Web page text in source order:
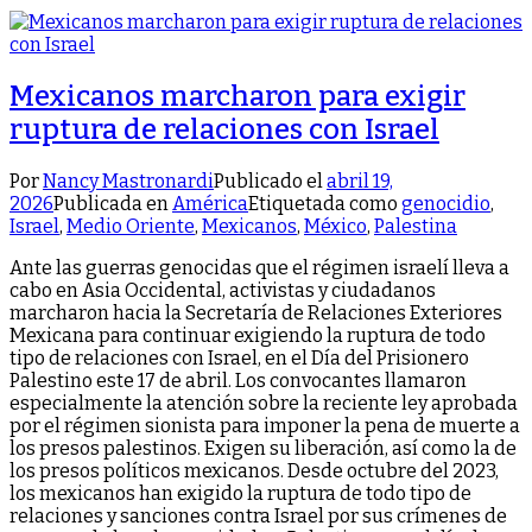
Mexicanos marcharon para exigir
ruptura de relaciones con Israel
PorNancy MastronardiPublicado elabril 19,
2026Publicada enAméricaEtiquetada como genocidio,
Israel, Medio Oriente, Mexicanos, México, Palestina
Ante las guerras genocidas que el régimen israelí lleva a
cabo en Asia Occidental, activistas y ciudadanos
marcharon hacia la Secretaría de Relaciones Exteriores
Mexicana para continuar exigiendo la ruptura de todo
tipo de relaciones con Israel, en el Día del Prisionero
Palestino este 17 de abril. Los convocantes llamaron
especialmente la atención sobre la reciente ley aprobada
por el régimen sionista para imponer la pena de muerte a
los presos palestinos. Exigen su liberación, así como la de
los presos políticos mexicanos. Desde octubre del 2023,
los mexicanos han exigido la ruptura de todo tipo de
relaciones y sanciones contra Israel por sus crímenes de